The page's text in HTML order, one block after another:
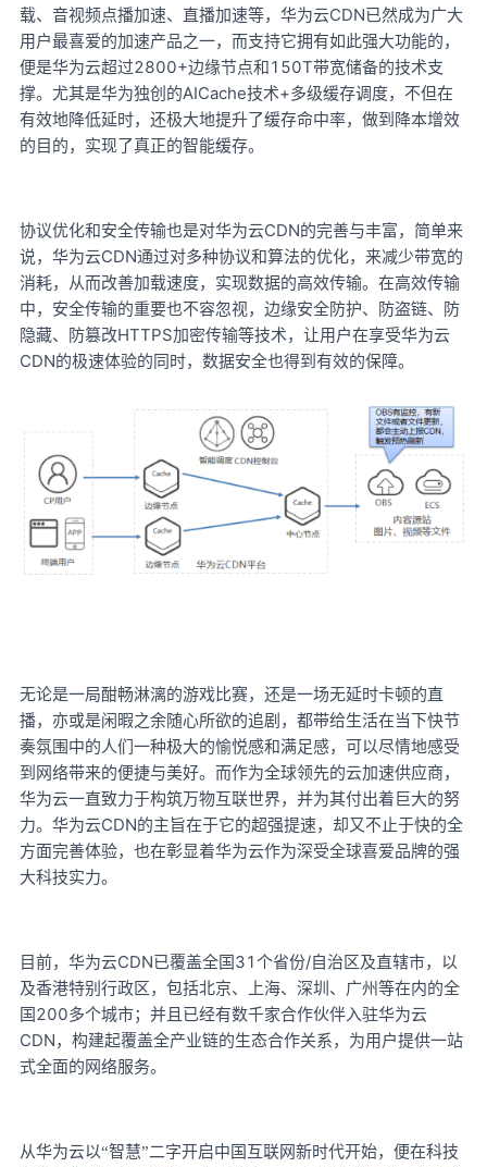
载、音视频点播加速、直播加速等，华为云CDN已然成为广大
用户最喜爱的加速产品之一，而支持它拥有如此强大功能的，
便是华为云超过2800+边缘节点和150T带宽储备的技术支
撑。尤其是华为独创的AICache技术+多级缓存调度，不但在
有效地降低延时，还极大地提升了缓存命中率，做到降本增效
的目的，实现了真正的智能缓存。
协议优化和安全传输也是对华为云CDN的完善与丰富，简单来
说，华为云CDN通过对多种协议和算法的优化，来减少带宽的
消耗，从而改善加载速度，实现数据的高效传输。在高效传输
中，安全传输的重要也不容忽视，边缘安全防护、防盗链、防
隐藏、防篡改HTTPS加密传输等技术，让用户在享受华为云
CDN的极速体验的同时，数据安全也得到有效的保障。
无论是一局酣畅淋漓的游戏比赛，还是一场无延时卡顿的直
播，亦或是闲暇之余随心所欲的追剧，都带给生活在当下快节
奏氛围中的人们一种极大的愉悦感和满足感，可以尽情地感受
到网络带来的便捷与美好。而作为全球领先的云加速供应商，
华为云一直致力于构筑万物互联世界，并为其付出着巨大的努
力。华为云CDN的主旨在于它的超强提速，却又不止于快的全
方面完善体验，也在彰显着华为云作为深受全球喜爱品牌的强
大科技实力。
目前，华为云CDN已覆盖全国31个省份/自治区及直辖市，以
及香港特别行政区，包括北京、上海、深圳、广州等在内的全
国200多个城市；并且已经有数千家合作伙伴入驻华为云
CDN，构建起覆盖全产业链的生态合作关系，为用户提供一站
式全面的网络服务。
从华为云以“智慧”二字开启中国互联网新时代开始，便在科技